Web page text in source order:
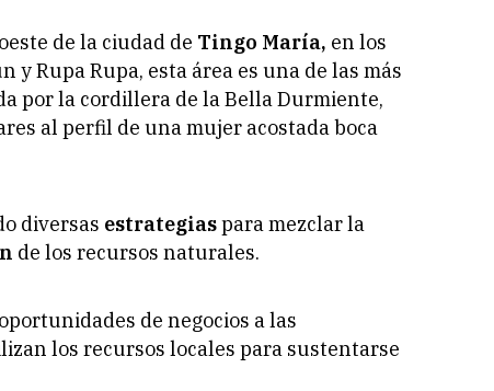
de la ciudad de Tingo María, en los
y Rupa Rupa, esta área es una de las más
por la cordillera de la Bella Durmiente,
al perfil de una mujer acostada boca
diversas estrategiaspara mezclar la
de los recursos naturales.
de negocios a las
los recursos locales para sustentarse